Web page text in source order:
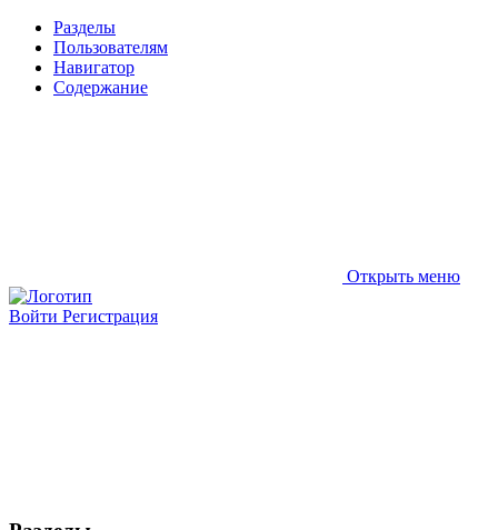
Разделы
Пользователям
Навигатор
Содержание
Открыть меню
Войти Регистрация